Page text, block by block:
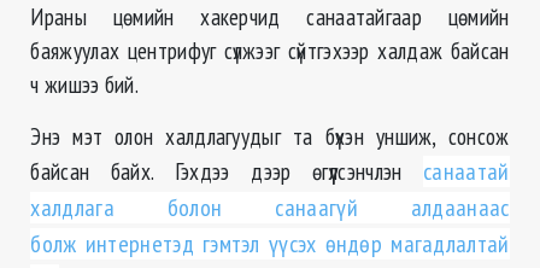
Ираны цөмийн хакерчид санаатайгаар цөмийн
баяжуулах центрифуг сүлжээг сүйтгэхээр халдаж байсан
ч жишээ бий.
Энэ мэт олон халдлагуудыг та бүхэн уншиж, сонсож
байсан байх. Гэхдээ дээр өгүүлсэнчлэн санаатай
халдлага болон санаагүй алдаанаас
болж интернетэд гэмтэл үүсэх өндөр магадлалтай